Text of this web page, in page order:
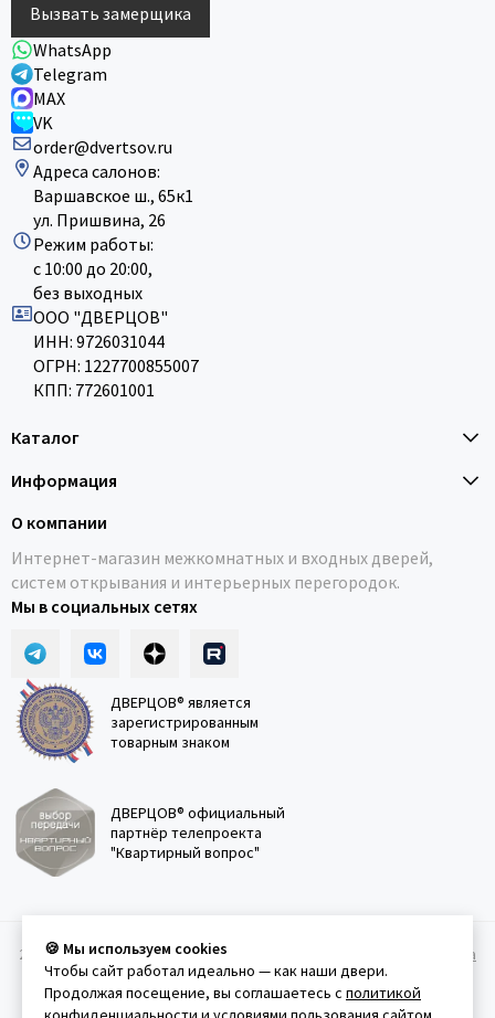
Вызвать замерщика
WhatsApp
Telegram
MAX
VK
order@dvertsov.ru
Адреса салонов:
Варшавское ш., 65к1
ул. Пришвина, 26
Режим работы:
с 10:00 до 20:00,
без выходных
ООО "ДВЕРЦОВ"
ИНН: 9726031044
ОГРН: 1227700855007
КПП: 772601001
Каталог
Информация
О компании
Интернет-магазин межкомнатных и входных дверей,
систем открывания и интерьерных перегородок.
Мы в социальных сетях
ДВЕРЦОВ® является
зарегистрированным
товарным знаком
ДВЕРЦОВ® официальный
партнёр телепроекта
"Квартирный вопрос"
2011-2026 © Дверцов. Карта сайта
Политика
конфеденциальности Условия использования сайта
🍪 Мы используем cookies
Чтобы сайт работал идеально — как наши двери.
Продолжая посещение, вы соглашаетесь с политикой